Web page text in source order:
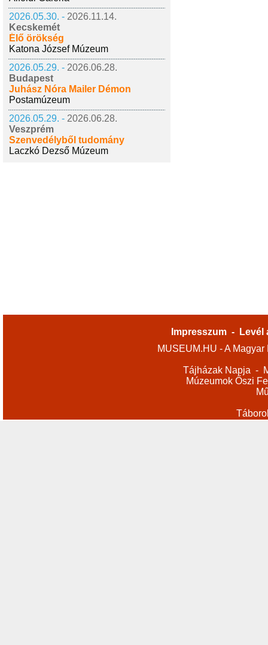
2026.05.30. - 2026.11.14.
Kecskemét
Élő örökség
Katona József Múzeum
2026.05.29. - 2026.06.28.
Budapest
Juhász Nóra Mailer Démon
Postamúzeum
2026.05.29. - 2026.06.28.
Veszprém
Szenvedélyből tudomány
Laczkó Dezső Múzeum
Impresszum -
Levél
MUSEUM.HU - A
Tájházak Napja -
Múzeumok Őszi